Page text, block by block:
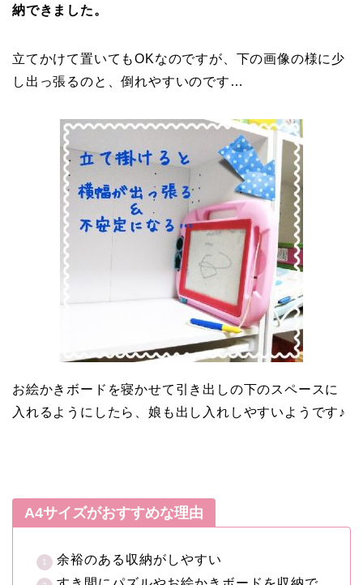
納できました。
立てかけて置いてもOKなのですが、下の画像の様に少
し出っ張るのと、倒れやすいのです…
お絵かきボードを寝かせて引き出しの下のスペースに
入れるようにしたら、娘も出し入れしやすいようです♪
A4サイズがおすすめな理由
余裕のある収納がしやすい